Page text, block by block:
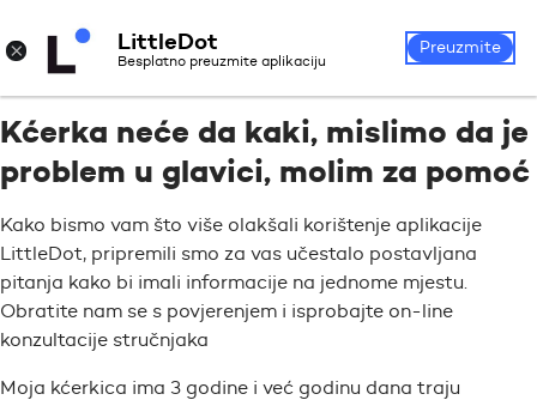
Prijava
Kćerka neće da kaki, mislimo da je
problem u glavici, molim za pomoć
Kako bismo vam što više olakšali korištenje aplikacije
LittleDot, pripremili smo za vas učestalo postavljana
pitanja kako bi imali informacije na jednome mjestu.
Obratite nam se s povjerenjem i isprobajte on-line
konzultacije stručnjaka
Moja kćerkica ima 3 godine i već godinu dana traju
× LittleDot
Besplatno preuzmite aplikaciju
Preuzmite